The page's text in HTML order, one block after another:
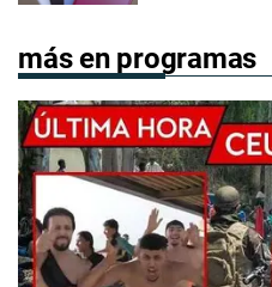
más en programas